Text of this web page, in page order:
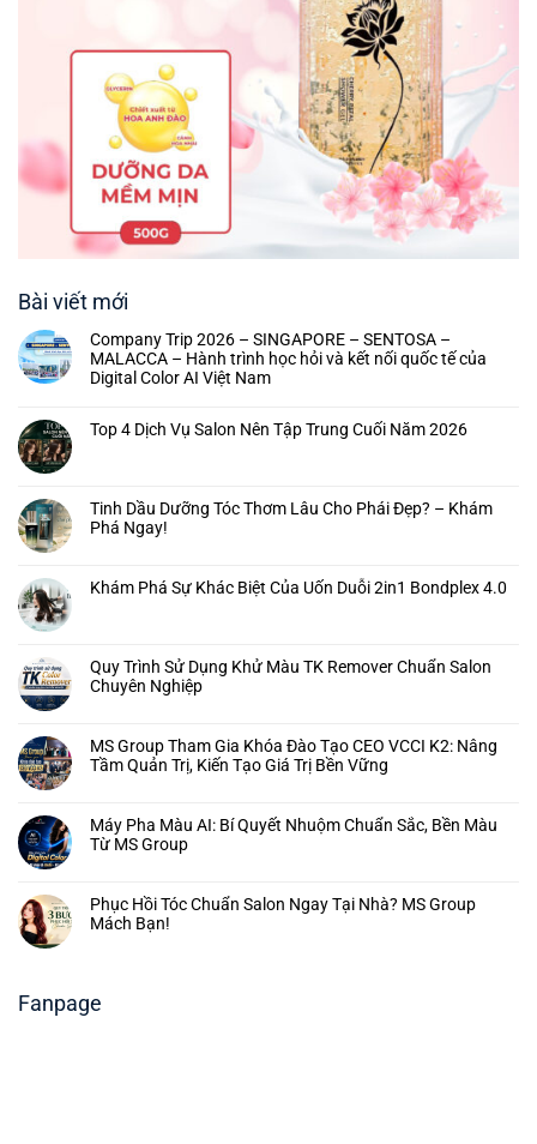
Bài viết mới
Company Trip 2026 – SINGAPORE – SENTOSA –
MALACCA – Hành trình học hỏi và kết nối quốc tế của
Digital Color AI Việt Nam
Top 4 Dịch Vụ Salon Nên Tập Trung Cuối Năm 2026
Tinh Dầu Dưỡng Tóc Thơm Lâu Cho Phái Đẹp? – Khám
Phá Ngay!
Khám Phá Sự Khác Biệt Của Uốn Duỗi 2in1 Bondplex 4.0
Quy Trình Sử Dụng Khử Màu TK Remover Chuẩn Salon
Chuyên Nghiệp
MS Group Tham Gia Khóa Đào Tạo CEO VCCI K2: Nâng
Tầm Quản Trị, Kiến Tạo Giá Trị Bền Vững
Máy Pha Màu AI: Bí Quyết Nhuộm Chuẩn Sắc, Bền Màu
Từ MS Group
Phục Hồi Tóc Chuẩn Salon Ngay Tại Nhà? MS Group
Mách Bạn!
Fanpage